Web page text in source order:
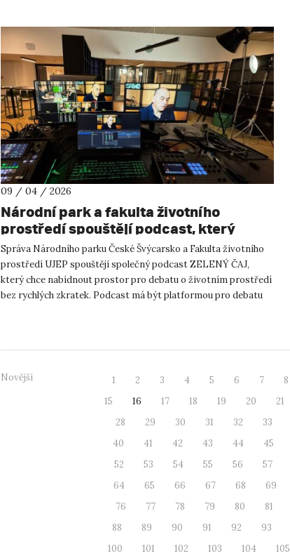
09 / 04 / 2026
Národní park a fakulta životního
prostředí spouštějí podcast, který
nechce nabízet jednoduché odpovědi
Správa Národního parku České Švýcarsko a Fakulta životního
prostředí UJEP spouštějí společný podcast ZELENÝ ČAJ,
který chce nabídnout prostor pro debatu o životním prostředí
bez rychlých zkratek. Podcast má být platformou pro debatu
Novější 1 2 3 4 5 6 7 8
15
16 17 18 19 20 21
28
29 30 31 32 33
40
41 42 43 44 45
52
53 54 55 56 57
64
65 66 67 68 69
76
77 78 79 80 81
88
89 90 91 92 93
100
101 102 103 104 105